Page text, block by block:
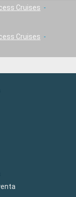
Cruises
Cruises